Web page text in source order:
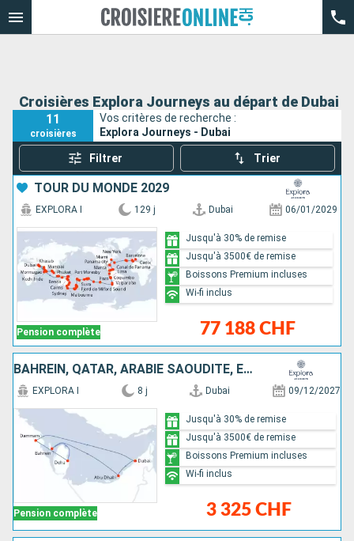
Croisières Explora Journeys au départ de Dubai
11
croisières
Vos critères de recherche :
Explora Journeys - Dubai
Filtrer Trier
TOUR DU MONDE 2029
Pension complète
EXPLORA I 129 j Dubai 06/01/2029
77 188 CHF
Jusqu'à 30% de remise
Jusqu'à 3500€ de remise
Boissons Premium incluses
Wi-fi inclus
BAHREIN, QATAR, ARABIE SAOUDITE, EMIRATS ARABES UNIS
Pension complète
EXPLORA I 8 j Dubai 09/12/2027
3 325 CHF
Jusqu'à 30% de remise
Jusqu'à 3500€ de remise
Boissons Premium incluses
Wi-fi inclus